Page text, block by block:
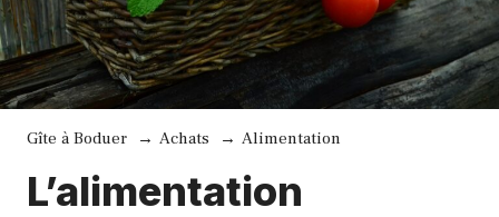
Gîte à Boduer Achats Alimentation
L’alimentation